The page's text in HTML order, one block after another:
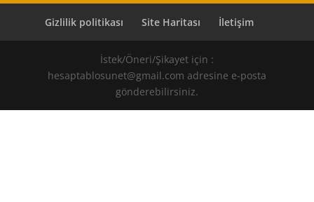
Gizlilik politikası Site Haritası İletişim
İstek/Öneri/Şikayet için :
hesaptablosunet@gmail.com adresine e-posta
gönderebilirsiniz.